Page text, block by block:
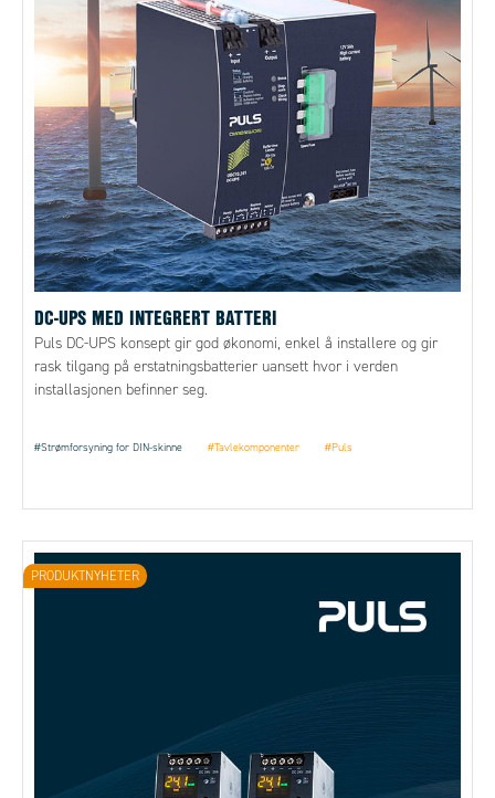
DC-UPS MED INTEGRERT BATTERI
Puls DC-UPS konsept gir god økonomi, enkel å installere og gir
rask tilgang på erstatningsbatterier uansett hvor i verden
installasjonen befinner seg.
#Strømforsyning for DIN-skinne #Tavlekomponenter #Puls
PRODUKTNYHETER